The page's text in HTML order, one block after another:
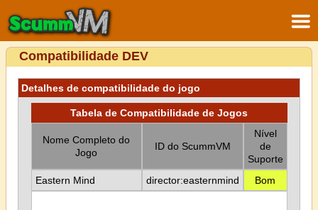
Compatibilidade DEV
Detalhes de compatibilidade do jogo
Tabela de Compatibilidade de Jogos
Nome Completo do
Jogo
ID do ScummVM
Nível
de
Suporte
Eastern Mind
director:easternmind Bom